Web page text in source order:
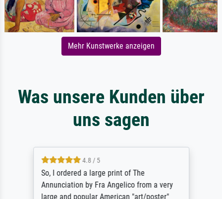
Mehr Kunstwerke anzeigen
Was unsere Kunden über
uns sagen
4.8 / 5
So, I ordered a large print of The
Annunciation by Fra Angelico from a very
large and popular American "art/poster"